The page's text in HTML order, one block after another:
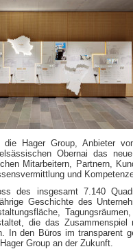
Hager Group, Anbieter
Obernai das
Mitarbeitern, Partnern,
und
des insgesamt 7.140
Geschichte des
die das Zusammenspiel
In den Büros im transparent
Group an der Zukunft.